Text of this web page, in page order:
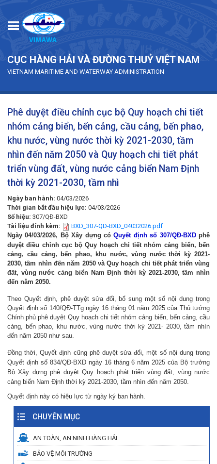
CỤC HÀNG HẢI VÀ ĐƯỜNG THUỶ VIỆT NAM
VIETNAM MARITIME AND WATERWAY ADMINISTRATION
Phê duyệt điều chỉnh cục bộ Quy hoạch chi tiết
nhóm cảng biển, bến cảng, cầu cảng, bến phao,
khu nước, vùng nước thời kỳ 2021-2030, tầm
nhìn đến năm 2050 và Quy hoạch chi tiết phát
triển vùng đất, vùng nước cảng biển Nam Định
thời kỳ 2021-2030, tầm nhì
Ngày ban hành: 04/03/2026
Thời gian bắt đầu hiệu lực: 04/03/2026
Số hiệu: 307/QĐ-BXD
Tài liệu đính kèm:
BXD_307-QD-BXD_04032026.pdf
Ngày 04/03/2026, Bộ Xây dựng cóQuyết định số 307/QĐ-BXDphê
duyệt điều chỉnh cục bộ Quy hoạch chi tiết nhóm cảng biển, bến
cảng, cầu cảng, bến phao, khu nước, vùng nước thời kỳ 2021-
2030, tầm nhìn đến năm 2050 và Quy hoạch chi tiết phát triển vùng
đất, vùng nước cảng biển Nam Định thời kỳ 2021-2030, tầm nhìn
đến năm 2050.
Theo Quyết định, phê duyệt sửa đổi, bổ sung một số nội dung trong
Quyết định số 140/QĐ-TTg ngày 16 tháng 01 năm 2025 của Thủ tướng
Chính phủ phê duyệt Quy hoạch chi tiết nhóm cảng biển, bến cảng, cầu
cảng, bến phao, khu nước, vùng nước thời kỳ 2021- 2030, tầm nhìn
đến năm 2050 như sau.
Đồng thời, Quyết định cũng phê duyệt sửa đổi, một số nội dung trong
Quyết định số 834/QĐ-BXD ngày 16 tháng 6 năm 2025 của Bộ trưởng
Bộ Xây dựng phê duyệt Quy hoạch phát triển vùng đất, vùng nước
cảng biển Nam Định thời kỳ 2021-2030, tầm nhìn đến năm 2050.
Quyết định này có hiệu lực từ ngày ký ban hành.
CHUYÊN MỤC
AN TOÀN, AN NINH HÀNG HẢI
BẢO VỆ MÔI TRƯỜNG